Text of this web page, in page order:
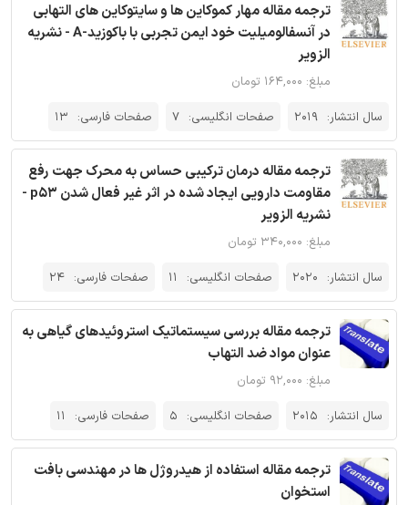
ترجمه مقاله مهار کموکاین ها و سایتوکاین های التهابی
در آنسفالومیلیت خود ایمن تجربی با باکوزید-A - نشریه
الزویر
مبلغ: ۱۶۴,۰۰۰ تومان
سال انتشار: 2019 صفحات انگلیسی: 7 صفحات فارسی: 13
ترجمه مقاله درمان ترکیبی حساس به محرک جهت رفع
مقاومت دارویی ایجاد شده در اثر غیر فعال شدن p53 -
نشریه الزویر
مبلغ: ۳۴۰,۰۰۰ تومان
سال انتشار: 2020 صفحات انگلیسی: 11 صفحات فارسی: 24
ترجمه مقاله بررسی سیستماتیک استروئیدهای گیاهی به
عنوان مواد ضد التهاب
مبلغ: ۹۲,۰۰۰ تومان
سال انتشار: 2015 صفحات انگلیسی: 5 صفحات فارسی: 11
ترجمه مقاله استفاده از هیدروژل ها در مهندسی بافت
استخوان